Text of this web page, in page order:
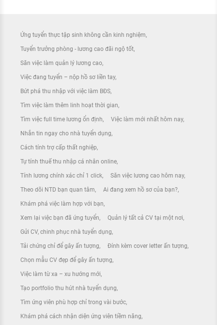
Ứng tuyển thực tập sinh không cần kinh nghiệm
Tuyển trưởng phòng - lương cao đãi ngộ tốt
Săn việc làm quản lý lương cao
Việc đang tuyển – nộp hồ sơ liền tay
Bứt phá thu nhập với việc làm BĐS
Tìm việc làm thêm linh hoạt thời gian
Tìm việc full time lương ổn định Việc làm mới nhất hôm nay
Nhắn tin ngay cho nhà tuyển dụng
Cách tính trợ cấp thất nghiệp
Tự tính thuế thu nhập cá nhân online
Tính lương chính xác chỉ 1 click Săn việc lương cao hôm nay
Theo dõi NTD bạn quan tâm Ai đang xem hồ sơ của bạn?
Khám phá việc làm hợp với bạn
Xem lại việc bạn đã ứng tuyển Quản lý tất cả CV tại một nơi
Gửi CV, chinh phục nhà tuyển dụng
Tải chứng chỉ để gây ấn tượng Đính kèm cover letter ấn tượng
Chọn mẫu CV đẹp để gây ấn tượng
Việc làm từ xa – xu hướng mới
Tạo portfolio thu hút nhà tuyển dụng
Tìm ứng viên phù hợp chỉ trong vài bước
Khám phá cách nhận diện ứng viên tiềm năng